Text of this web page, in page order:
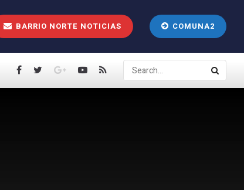
BARRIO NORTE NOTICIAS COMUNA2